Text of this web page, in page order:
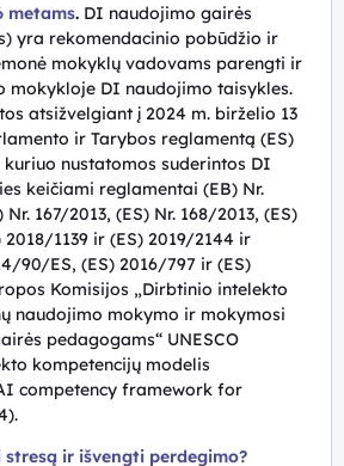
metams. DI naudojimo gairės
yra rekomendacinio pobūdžio ir
mokyklų vadovams parengti ir
mokykloje DI naudojimo taisykles.
atsižvelgiant į 2024 m. birželio 13
ir Tarybos reglamentą (ES)
kuriuo nustatomos suderintos DI
keičiami reglamentai (EB) Nr.
167/2013, (ES) Nr. 168/2013, (ES)
2018/1139 ir (ES) 2019/2144 ir
90/ES, (ES) 2016/797 ir (ES)
Komisijos „Dirbtinio intelekto
naudojimo mokymo ir mokymosi
pedagogams“ UNESCO
kompetencijų modelis
competency framework for
ir išvengti perdegimo?